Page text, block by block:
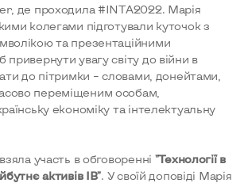
де проходила #INTA2022. Марія
колегами підготували куточок з
та презентаційними
увагу світу до війни в
до пітримки – словами, донейтами,
переміщеним особам,
економіку та інтелектуальну
участь в обговоренні "Технології в
активів ІВ". У своїй доповіді Марія